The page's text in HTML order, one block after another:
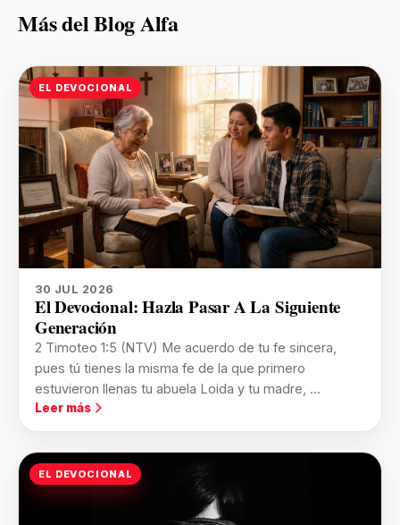
Más del Blog Alfa
EL DEVOCIONAL
30 JUL 2026
El Devocional: Hazla Pasar A La Siguiente
Generación
2 Timoteo 1:5 (NTV) Me acuerdo de tu fe sincera,
pues tú tienes la misma fe de la que primero
estuvieron llenas tu abuela Loida y tu madre, ...
Leer más
EL DEVOCIONAL